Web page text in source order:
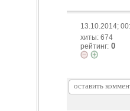
13.10.2014;
хиты: 674
рейтинг: 0